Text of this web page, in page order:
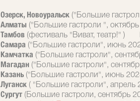
Озерск, Новоуральск ("Большие
Алматы ("Большие гастроли ",
Тамбов (фестиваль "Виват, театр!" )
Самара ("Большие гастроли", июнь
Камчатка ("Большие гастроли",
Магадан ("Большие гастроли",
Казань ("Большие гастроли", июнь
Луганск ( "Большие гастроли", апрель
Сургут (Большие гастроли, сентябрь